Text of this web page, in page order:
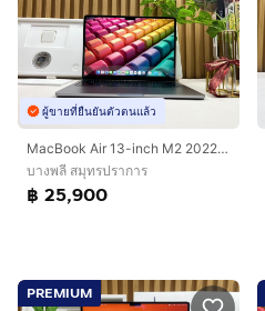
ผู้ขายที่ยืนยันตัวตนแล้ว
MacBook Air 13-inch M2 2022 Ram8GB SSD512GB Space Gray
บางพลี สมุทรปราการ
฿ 25,900
PREMIUM